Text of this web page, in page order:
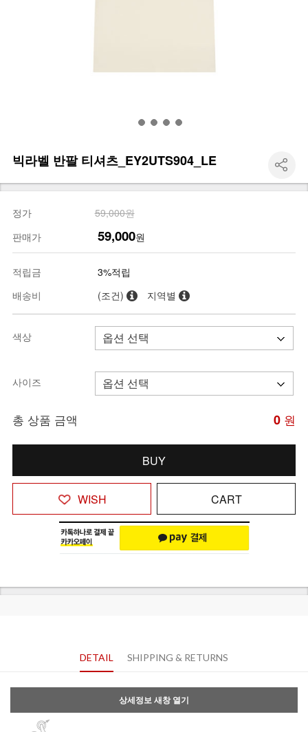
빅라벨 반팔 티셔츠_EY2UTS904_LE
정가
59,000원
판매가
59,000원
적립금
3%적립
배송비
(조건) 지역별
색상
사이즈
총 상품 금액 0 원
BUY
WISH CART
DETAIL SHIPPING & RETURNS
상세정보 새창 열기